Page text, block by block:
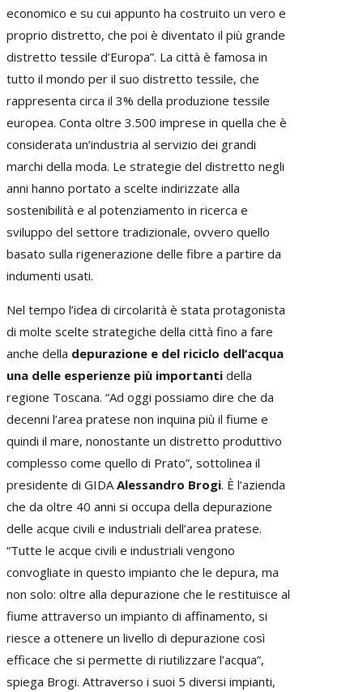
economico e su cui appunto ha costruito un vero e
proprio distretto, che poi è diventato il più grande
distretto tessile d’Europa”. La città è famosa in
tutto il mondo per il suo distretto tessile, che
rappresenta circa il 3% della produzione tessile
europea. Conta oltre 3.500 imprese in quella che è
considerata un’industria al servizio dei grandi
marchi della moda. Le strategie del distretto negli
anni hanno portato a scelte indirizzate alla
sostenibilità e al potenziamento in ricerca e
sviluppo del settore tradizionale, ovvero quello
basato sulla rigenerazione delle fibre a partire da
indumenti usati.
Nel tempo l’idea di circolarità è stata protagonista
di molte scelte strategiche della città fino a fare
anche della depurazione e del riciclo dell’acqua
una delle esperienze più importanti della
regione Toscana. “Ad oggi possiamo dire che da
decenni l’area pratese non inquina più il fiume e
quindi il mare, nonostante un distretto produttivo
complesso come quello di Prato”, sottolinea il
presidente di GIDA Alessandro Brogi. È l’azienda
che da oltre 40 anni si occupa della depurazione
delle acque civili e industriali dell’area pratese.
“Tutte le acque civili e industriali vengono
convogliate in questo impianto che le depura, ma
non solo: oltre alla depurazione che le restituisce al
fiume attraverso un impianto di affinamento, si
riesce a ottenere un livello di depurazione così
efficace che si permette di riutilizzare l’acqua”,
spiega Brogi. Attraverso i suoi 5 diversi impianti,